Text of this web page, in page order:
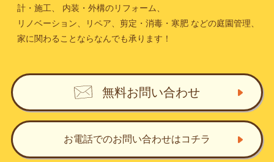
計・施工、
内装・外構のリフォーム、
リノベーション、リペア、剪定・消毒・寒肥などの庭園管理、
家に関わることならなんでも承ります！
無料お問い合わせ
お電話でのお問い合わせはコチラ